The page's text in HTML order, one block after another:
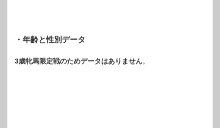
・年齢と性別データ
3歳牝馬限定戦のためデータはありません。